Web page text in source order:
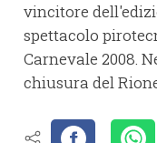
vincitore
spettacolo
Carnevale 2008.
chiusura del